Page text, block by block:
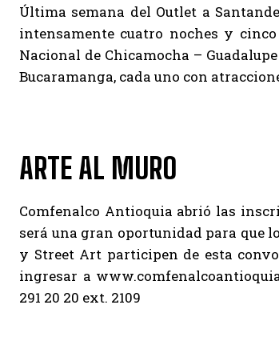
Última semana del Outlet a
intensamente cuatro noches y
Nacional de Chicamocha –
Bucaramanga, cada uno con
ARTE AL MURO
Comfenalco Antioquia abrió las
será una gran oportunidad para que
y Street Art participen de esta
ingresar a
291 20 20 ext. 2109